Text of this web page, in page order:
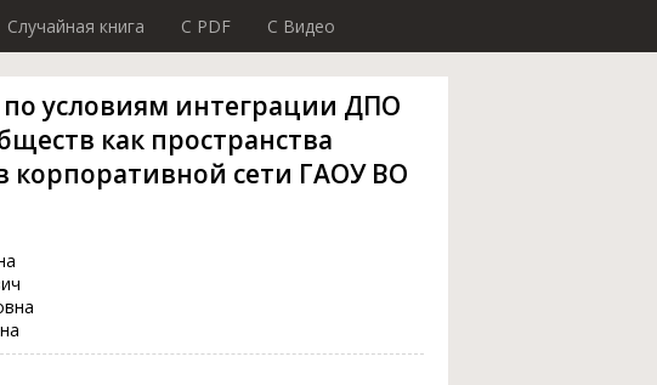
Случайная книга C PDF C Видео
условиям интеграции ДПО
как пространства
корпоративной сети ГАОУ ВО